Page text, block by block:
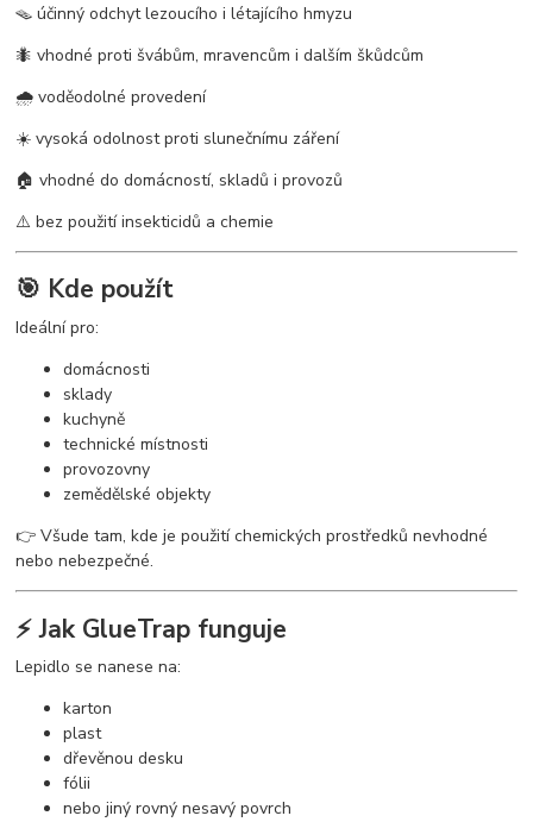
🪤 účinný odchyt lezoucího i létajícího hmyzu
🐜 vhodné proti švábům, mravencům i dalším škůdcům
🌧️ voděodolné provedení
☀️ vysoká odolnost proti slunečnímu záření
🏠 vhodné do domácností, skladů i provozů
⚠️ bez použití insekticidů a chemie
🎯 Kde použít
Ideální pro:
domácnosti
sklady
kuchyně
technické místnosti
provozovny
zemědělské objekty
👉 Všude tam, kde je použití chemických prostředků nevhodné
nebo nebezpečné.
⚡ Jak GlueTrap funguje
Lepidlo se nanese na:
karton
plast
dřevěnou desku
fólii
nebo jiný rovný nesavý povrch